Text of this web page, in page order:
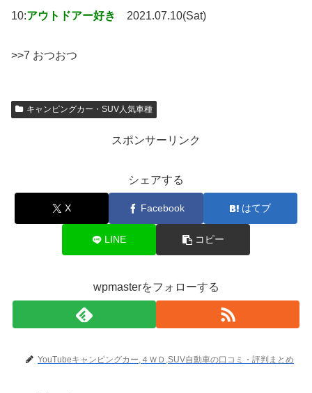
10:アウトドアー好き 2021.07.10(Sat)
>>7 おつおつ
キャンピングカー・SUV人気車種
スポンサーリンク
シェアする
X Facebook はてブ
LINE コピー
wpmasterをフォローする
YouTubeキャンピングカー,４ＷＤ,SUV自動車の口コミ・評判まとめ